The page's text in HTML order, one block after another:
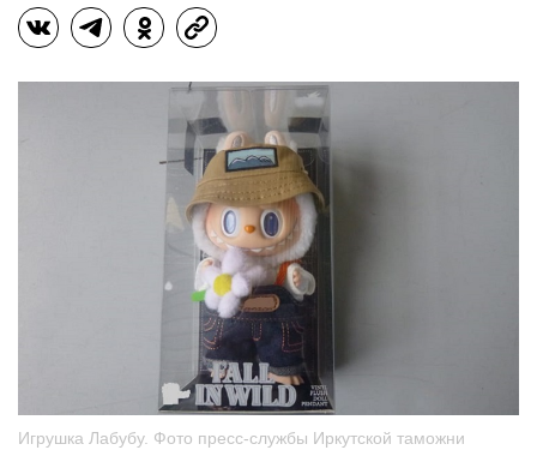
Игрушка Лабубу. Фото пресс-службы Иркутской таможни